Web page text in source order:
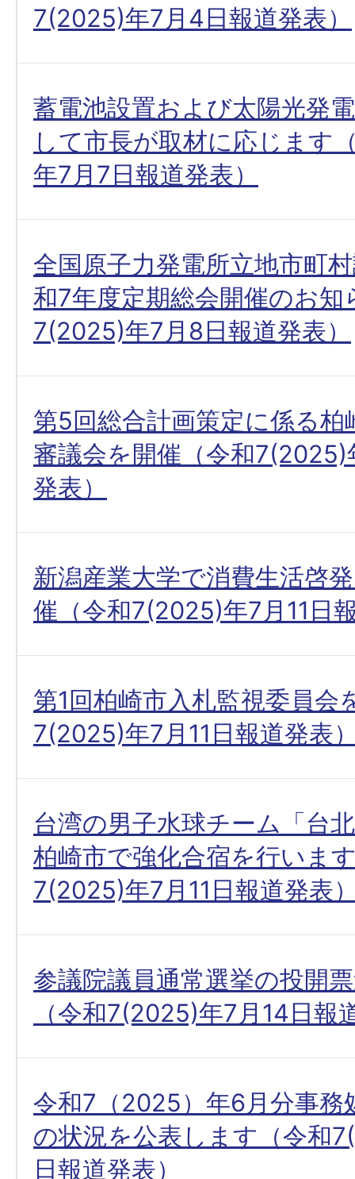
7(2025)年7月4日報道発表）
蓄電池設置および太陽光発
して市長が取材に応じます
年7月7日報道発表）
全国原子力発電所立地市町
和7年度定期総会開催のお知
7(2025)年7月8日報道発表）
第5回総合計画策定に係る柏
審議会を開催（令和7(2025)
発表）
新潟産業大学で消費生活啓
催（令和7(2025)年7月11日
第1回柏崎市入札監視委員会
7(2025)年7月11日報道発表
台湾の男子水球チーム「台
柏崎市で強化合宿を行いま
7(2025)年7月11日報道発表
参議院議員通常選挙の投開
（令和7(2025)年7月14日報
令和7（2025）年6月分事務
の状況を公表します（令和
日報道発表）